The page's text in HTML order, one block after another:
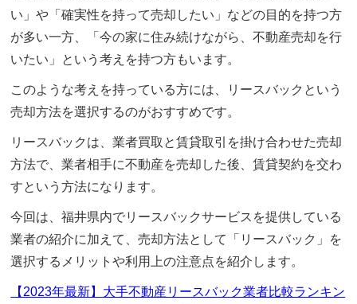
い」や「確実性を持って売却したい」などの目的を持つ方
が多い一方、「今の家に住み続けながら、不動産売却を行
いたい」という考えを持つ方もいます。
このような考えを持っている方には、リースバックという
売却方法を選択するのがおすすめです。
リースバックは、業者買取と賃貸取引を掛け合わせた売却
方法で、業者相手に不動産を売却した後、賃貸契約を交わ
すという方法になります。
今回は、福井県内でリースバックサービスを提供している
業者の紹介に加えて、売却方法として「リースバック」を
選択するメリットや利用上の注意点を紹介します。
【2023年最新】大手不動産リースバック業者比較ランキン